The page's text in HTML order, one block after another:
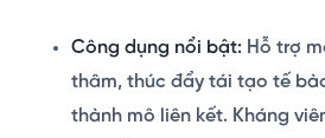
Công dụng nổi bật:Hỗ trợ
thâm, thúc đẩy tái tạo tế
thành mô liên kết. Kháng